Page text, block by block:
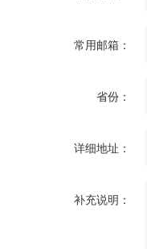
常用邮箱：
省份：
详细地址：
补充说明：